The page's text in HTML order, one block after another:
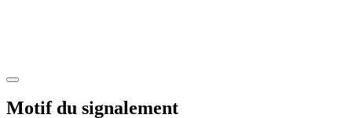
Motif du signalement